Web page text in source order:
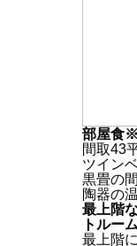
部屋食
間取43
ツイン
黒畳の
陶器の
最上階
トルー
最上階